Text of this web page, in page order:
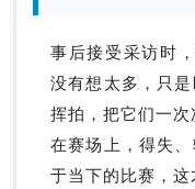
事后接受采访时
没有想太多，只
挥拍，把它们一次
在赛场上，得失
于当下的比赛，这